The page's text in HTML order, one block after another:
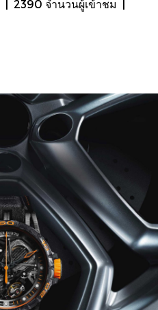
2390 จำนวนผู้เข้าชม